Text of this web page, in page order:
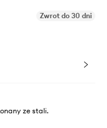
Zwrot do 30 dni
ze stali.